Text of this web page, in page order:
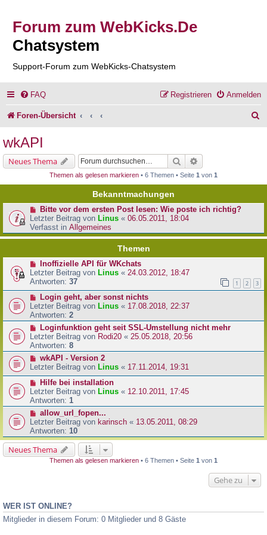
Forum zum WebKicks.De
Chatsystem
Support-Forum zum WebKicks-Chatsystem
FAQ Anmelden
Registrieren
Foren-Übersicht
e
wkAPI
Neues Thema Suche
Themen als gelesen markieren • 6 Themen • Seite 1 von 1
Bekanntmachungen
Bitte vor dem ersten Post lesen: Wie poste ich richtig?
Letzter Beitrag von Linus « 06.05.2011, 18:04
Verfasst in Allgemeines
Themen
Inoffizielle API für WKchats
Letzter Beitrag von Linus « 24.03.2012, 18:47
Antworten: 37 1 2 3
Login geht, aber sonst nichts
Letzter Beitrag von Linus « 17.08.2018, 22:37
Antworten: 2
Loginfunktion geht seit SSL-Umstellung nicht mehr
Letzter Beitrag von Rodi20 « 25.05.2018, 20:56
Antworten: 8
wkAPI - Version 2
Letzter Beitrag von Linus « 17.11.2014, 19:31
Hilfe bei installation
Letzter Beitrag von Linus « 12.10.2011, 17:45
Antworten: 1
allow_url_fopen...
Letzter Beitrag von karinsch « 13.05.2011, 08:29
Antworten: 10
Neues Thema
Themen als gelesen markieren • 6 Themen • Seite 1 von 1
Gehe zu
WER IST ONLINE?
Mitglieder in diesem Forum: 0 Mitglieder und 8 Gäste